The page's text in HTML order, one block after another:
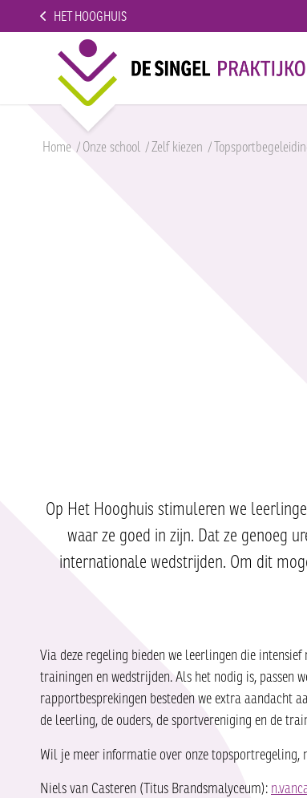
HET HOOGHUIS
Home /Onze school /Zelf kiezen /
Op Het Hooghuis stimuleren we
waar ze goed in zijn. Dat ze genoeg
internationale wedstrijden. Om dit
Via deze regeling bieden we leerlingen die
trainingen en wedstrijden. Als het nodig is, passen
rapportbesprekingen besteden we extra aandacht
de leerling, de ouders, de sportvereniging en de
Wil je meer informatie over onze
Niels van Casteren (Titus Brandsmalyceum):